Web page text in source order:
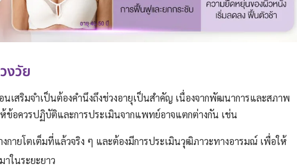
งวัย
นเสริมจำเป็นต้องคำนึงถึงช่วงอายุเป็นสำคัญ เนื่องจากพัฒนาการและสภาพ
ข้อควรปฏิบัติและการประเมินจากแพทย์อาจแตกต่างกัน เช่น
งกายโตเต็มที่แล้วจริง ๆ และต้องมีการประเมินวุฒิภาวะทางอารมณ์ เพื่อให้
าในระยะยาว